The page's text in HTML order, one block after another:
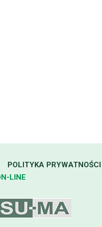
POLITYKA PRYWATNOŚCI
LINE